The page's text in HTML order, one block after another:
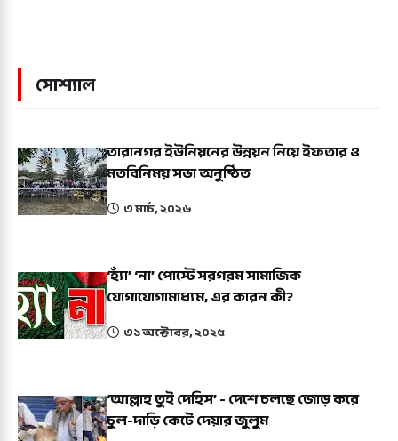
সোশ্যাল
তারানগর ইউনিয়নের উন্নয়ন নিয়ে ইফতার ও
মতবিনিময় সভা অনুষ্ঠিত
৩ মার্চ, ২০২৬
‘হ্যাঁ’ ‘না’ পোস্টে সরগরম সামাজিক
যোগাযোগামাধ্যম, এর কারন কী?
৩১ অক্টোবর, ২০২৫
‘আল্লাহ তুই দেহিস’ - দেশে চলছে জোড় করে
চুল-দাড়ি কেটে দেয়ার জুলুম